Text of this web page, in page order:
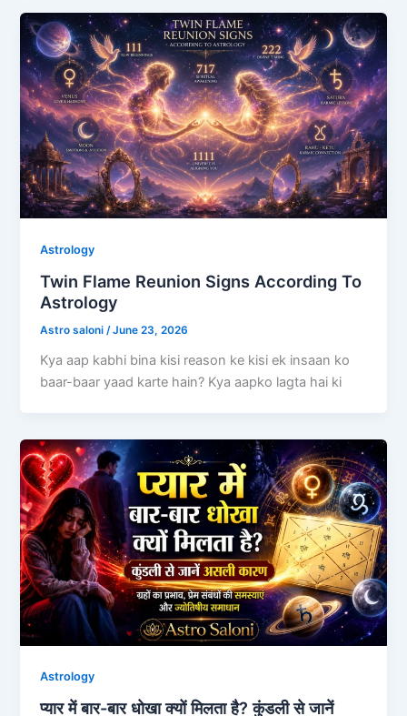
Astrology
Twin Flame Reunion Signs According To
Astrology
Astro saloni/June 23, 2026
Kya aap kabhi bina kisi reason ke kisi ek insaan ko
baar-baar yaad karte hain? Kya aapko lagta hai ki
Astrology
प्यार में बार-बार धोखा क्यों मिलता है? कुंडली से जानें